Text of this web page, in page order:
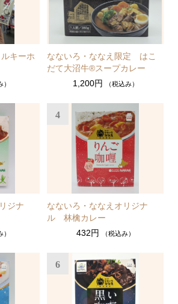
キーホ
）
なないろ・ななえ限定 はこ
だて大沼牛®スープカレー
1,200円
（税込み）
ジナ
）
4
なないろ・ななえオリジナ
ル 林檎カレー
432円
（税込み）
6